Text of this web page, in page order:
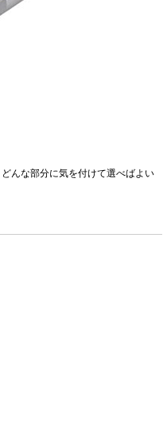
んな部分に気を付けて選べばよい